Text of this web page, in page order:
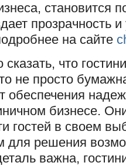
становится
прозрачность и
на сайте
что
не просто
обеспечения
бизнесе.
гостей в своем
для решения
важна,